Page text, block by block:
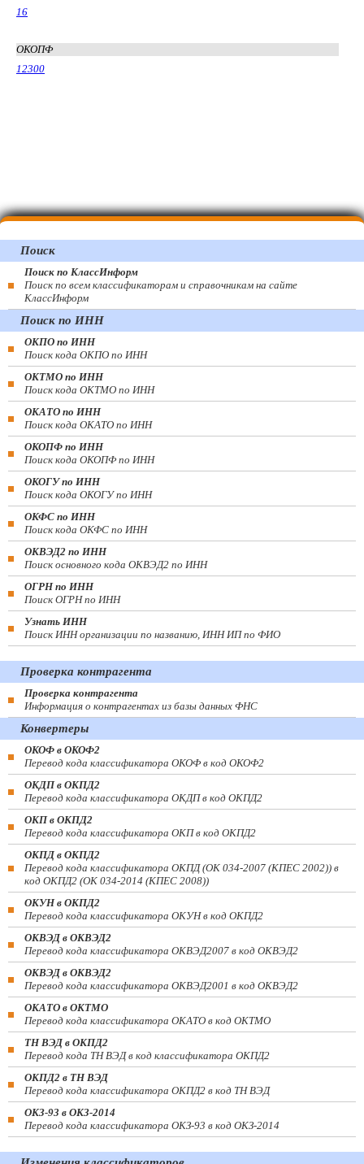
16
ОКОПФ
12300
Поиск
Поиск по КлассИнформ
Поиск по всем классификаторам и справочникам на сайте
КлассИнформ
Поиск по ИНН
ОКПО по ИНН
Поиск кода ОКПО по ИНН
ОКТМО по ИНН
Поиск кода ОКТМО по ИНН
ОКАТО по ИНН
Поиск кода ОКАТО по ИНН
ОКОПФ по ИНН
Поиск кода ОКОПФ по ИНН
ОКОГУ по ИНН
Поиск кода ОКОГУ по ИНН
ОКФС по ИНН
Поиск кода ОКФС по ИНН
ОКВЭД2 по ИНН
Поиск основного кода ОКВЭД2 по ИНН
ОГРН по ИНН
Поиск ОГРН по ИНН
Узнать ИНН
Поиск ИНН организации по названию, ИНН ИП по ФИО
Проверка контрагента
Проверка контрагента
Информация о контрагентах из базы данных ФНС
Конвертеры
ОКОФ в ОКОФ2
Перевод кода классификатора ОКОФ в код ОКОФ2
ОКДП в ОКПД2
Перевод кода классификатора ОКДП в код ОКПД2
ОКП в ОКПД2
Перевод кода классификатора ОКП в код ОКПД2
ОКПД в ОКПД2
Перевод кода классификатора ОКПД (ОК 034-2007 (КПЕС 2002)) в
код ОКПД2 (ОК 034-2014 (КПЕС 2008))
ОКУН в ОКПД2
Перевод кода классификатора ОКУН в код ОКПД2
ОКВЭД в ОКВЭД2
Перевод кода классификатора ОКВЭД2007 в код ОКВЭД2
ОКВЭД в ОКВЭД2
Перевод кода классификатора ОКВЭД2001 в код ОКВЭД2
ОКАТО в ОКТМО
Перевод кода классификатора ОКАТО в код ОКТМО
ТН ВЭД в ОКПД2
Перевод кода ТН ВЭД в код классификатора ОКПД2
ОКПД2 в ТН ВЭД
Перевод кода классификатора ОКПД2 в код ТН ВЭД
ОКЗ-93 в ОКЗ-2014
Перевод кода классификатора ОКЗ-93 в код ОКЗ-2014